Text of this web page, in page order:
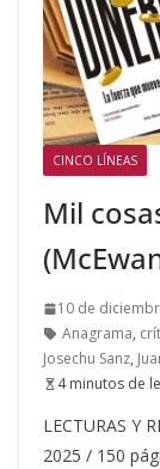
CINCO LÍNEAS
Mil
10 de
Anagrama,
Josechu Sanz,
4 minutos de
LECTURAS Y
2025 / 150